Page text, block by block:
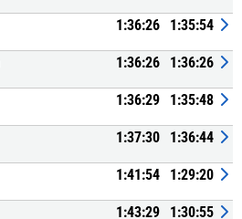
1:36:26 1:35:54
1:36:26 1:36:26
1:36:29 1:35:48
1:37:30 1:36:44
1:41:54 1:29:20
1:43:29 1:30:55